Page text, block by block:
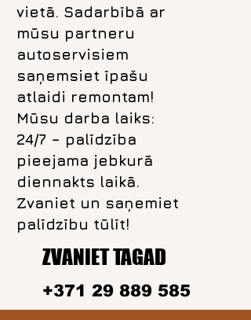
vietā. Sadarbībā ar
mūsu partneru
autoservisiem
saņemsiet īpašu
atlaidi remontam!
Mūsu darba laiks:
24/7 – palīdzība
pieejama jebkurā
diennakts laikā.
Zvaniet un saņemiet
palīdzību tūlīt!
ZVANIET TAGAD
+371 29 889 585